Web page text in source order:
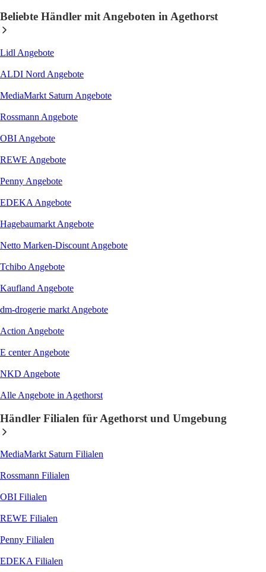
Beliebte Händler mit Angeboten in Agethorst
Lidl Angebote
ALDI Nord Angebote
MediaMarkt Saturn Angebote
Rossmann Angebote
OBI Angebote
REWE Angebote
Penny Angebote
EDEKA Angebote
Hagebaumarkt Angebote
Netto Marken-Discount Angebote
Tchibo Angebote
Kaufland Angebote
dm-drogerie markt Angebote
Action Angebote
E centerAngebote
NKD Angebote
Alle Angebote in Agethorst
Händler Filialen für Agethorst und Umgebung
MediaMarkt Saturn Filialen
Rossmann Filialen
OBI Filialen
REWE Filialen
Penny Filialen
EDEKA Filialen